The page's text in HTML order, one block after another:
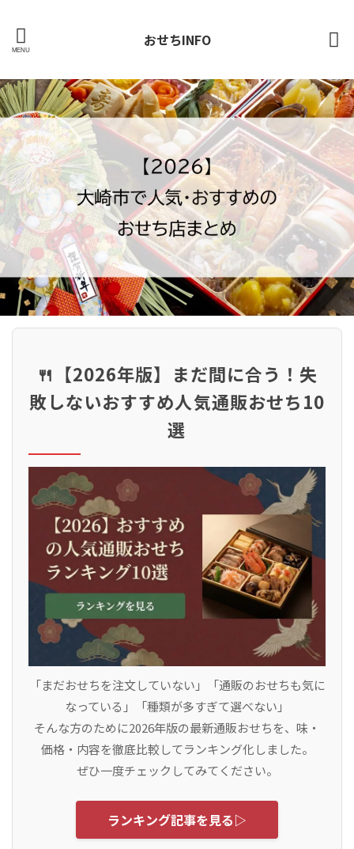
おせちINFO
🍴【2026年版】まだ間に合う！失
敗しないおすすめ人気通販おせち10
選
「まだおせちを注文していない」「通販のおせちも気に
なっている」「種類が多すぎて選べない」
そんな方のために2026年版の最新通販おせちを、味・
価格・内容を徹底比較してランキング化しました。
ぜひ一度チェックしてみてください。
ランキング記事を見る▷